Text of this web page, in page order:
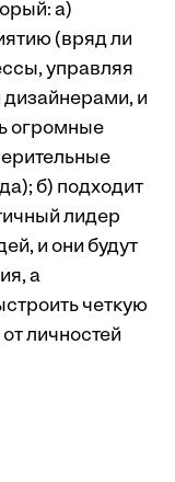
а)
(вряд ли
управляя
и
огромные
б) подходит
лидер
и они будут
а
четкую
личностей